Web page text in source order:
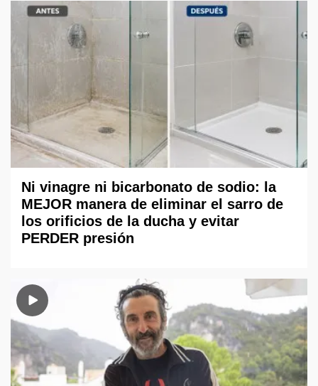
Ni vinagre ni bicarbonato de sodio: la
MEJOR manera de eliminar el sarro de
los orificios de la ducha y evitar
PERDER presión